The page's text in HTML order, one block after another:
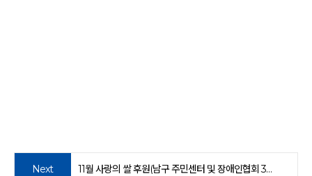
Next 11월 사랑의 쌀 후원(남구 주민센터 및 장애인협회 3곳)